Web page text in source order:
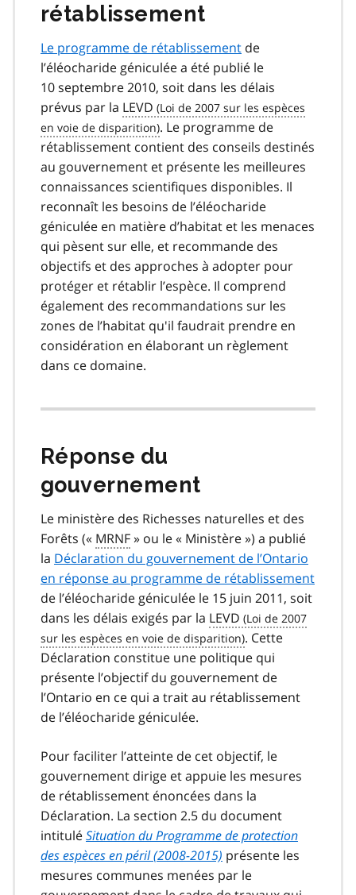
rétablissement
Le programme de rétablissement de
l’éléocharide géniculée a été publié le
10 septembre 2010, soit dans les délais
prévus par la LEVD
. Le programme de
rétablissement contient des conseils destinés
au gouvernement et présente les meilleures
connaissances scientifiques disponibles. Il
reconnaît les besoins de l’éléocharide
géniculée en matière d’habitat et les menaces
qui pèsent sur elle, et recommande des
objectifs et des approches à adopter pour
protéger et rétablir l’espèce. Il comprend
également des recommandations sur les
zones de l’habitat qu'il faudrait prendre en
considération en élaborant un règlement
dans ce domaine.
Réponse du
gouvernement
Le ministère des Richesses naturelles et des
Forêts (« MRNF» ou le « Ministère ») a publié
la Déclaration du gouvernement de l’Ontario
en réponse au programme de rétablissement
de l’éléocharide géniculée le 15 juin 2011, soit
dans les délais exigés par la LEVD
. Cette
Déclaration constitue une politique qui
présente l’objectif du gouvernement de
l’Ontario en ce qui a trait au rétablissement
de l’éléocharide géniculée.
Pour faciliter l’atteinte de cet objectif, le
gouvernement dirige et appuie les mesures
de rétablissement énoncées dans la
Déclaration. La section 2.5 du document
intituléSituation du Programme de protection
des espèces en péril (2008-2015) présente les
mesures communes menées par le